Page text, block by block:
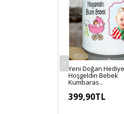
Yeni Doğan
Hoşgeldin Bebek
Kumbaras...
399,90TL